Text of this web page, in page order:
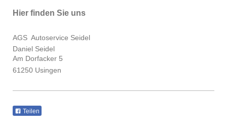
Hier finden Sie uns
AGS Autoservice Seidel
Daniel Seidel
Am Dorfacker 5
61250 Usingen
Teilen